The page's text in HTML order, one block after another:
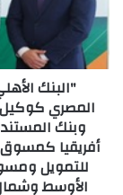
السوق
المصرفي
المصري
كوكيل
للتمويل
ومرتب
رئيسي
ومسوق
للتمويل
"البنك
المصري
وبنك
أفريقيا
للتمويل
الأوسط